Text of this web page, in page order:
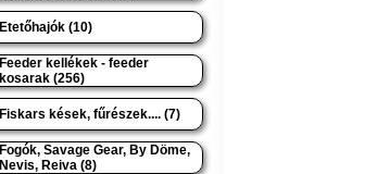
Etetőhajók (10)
Feeder kellékek - feeder
kosarak (256)
Fiskars kések, fűrészek.... (7)
Fogók, Savage Gear, By Döme,
Nevis, Reiva (8)